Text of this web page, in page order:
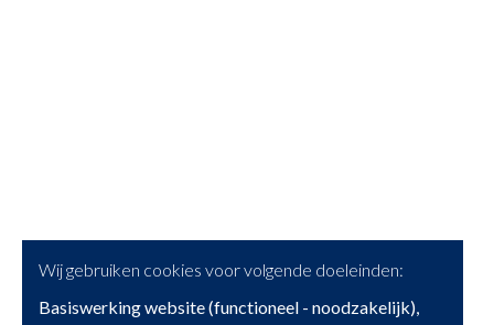
Wij gebruiken cookies voor volgende doeleinden:
Basiswerking website (functioneel - noodzakelijk),